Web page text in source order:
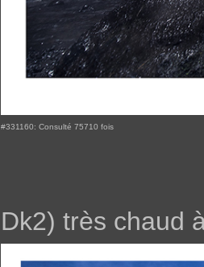
#331160: Consulté 75710 fois
Dk2) très chaud